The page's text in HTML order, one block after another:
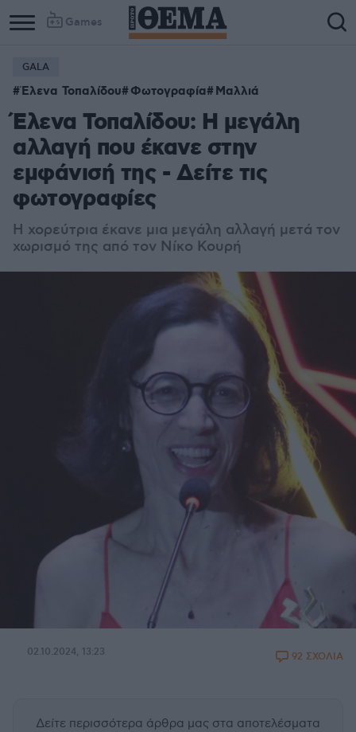
Games
GALA
Έλενα Τοπαλίδου Φωτογραφία Μαλλιά
Έλενα Τοπαλίδου: Η μεγάλη
αλλαγή που έκανε στην
εμφάνισή της - Δείτε τις
φωτογραφίες
H χορεύτρια έκανε μια μεγάλη αλλαγή μετά τον
χωρισμό της από τον Νίκο Κουρή
02.10.2024, 13:23 92 ΣΧΟΛΙΑ
Δείτε περισσότερα άρθρα μας στα αποτελέσματα